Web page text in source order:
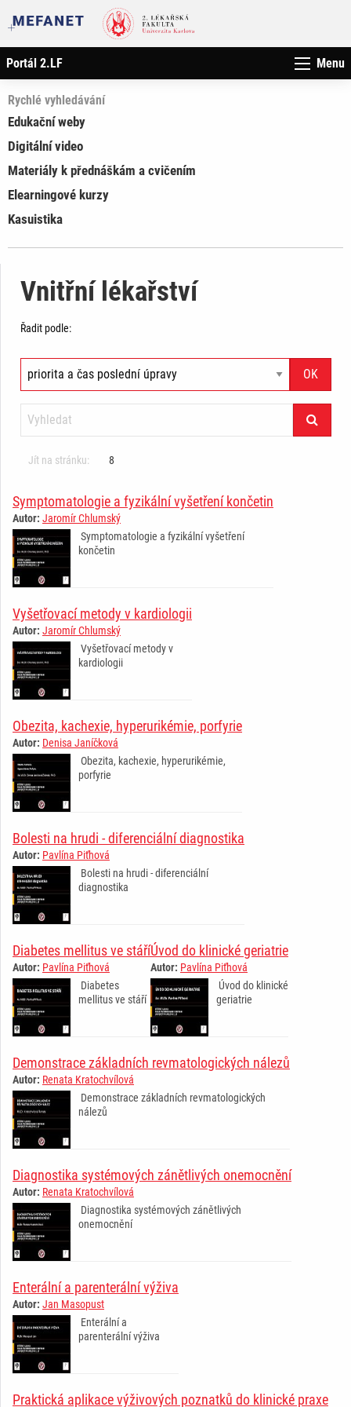
Portál 2.LF Menu
Rychlé vyhledávání
Edukační weby
Digitální video
Materiály k přednáškám a cvičením
Elearningové kurzy
Kasuistika
Vnitřní lékařství
Řadit podle:
Jít na stránku: 8
Symptomatologie a fyzikální vyšetření končetin
Autor: Jaromír Chlumský
Symptomatologie a fyzikální vyšetření
končetin
Vyšetřovací metody v kardiologii
Autor: Jaromír Chlumský
Vyšetřovací metody v
kardiologii
Obezita, kachexie, hyperurikémie, porfyrie
Autor: Denisa Janíčková
Obezita, kachexie, hyperurikémie,
porfyrie
Bolesti na hrudi - diferenciální diagnostika
Autor: Pavlína Piťhová
Bolesti na hrudi - diferenciální
diagnostika
Diabetes mellitus ve stáří
Autor: Pavlína Piťhová
Diabetes
mellitus ve stáří
Úvod do klinické geriatrie
Autor: Pavlína Piťhová
Úvod do klinické
geriatrie
Demonstrace základních revmatologických nálezů
Autor: Renata Kratochvílová
Demonstrace základních revmatologických
nálezů
Diagnostika systémových zánětlivých onemocnění
Autor: Renata Kratochvílová
Diagnostika systémových zánětlivých
onemocnění
Enterální a parenterální výživa
Autor: Jan Masopust
Enterální a
parenterální výživa
Praktická aplikace výživových poznatků do klinické praxe